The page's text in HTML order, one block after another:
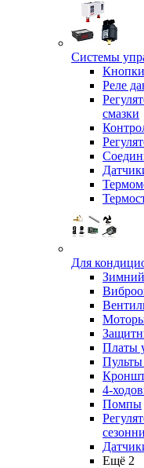
Системы
Реле
смазки
Для
Зимний
Платы
Пульты
4-
Помпы
Ещё 2